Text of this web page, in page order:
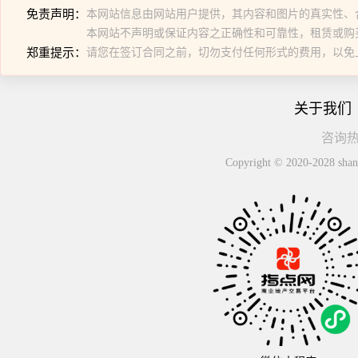
免责声明： 本网站信息由网站用户提供，其内容和图片的真实性
本网站不声明或保证内容之正确性和可靠性，租赁或
郑重提示： 请您在签订合同之前，切勿支付任何形式的费用，以免
关于我们
咨询
Copyright © 2020-2028